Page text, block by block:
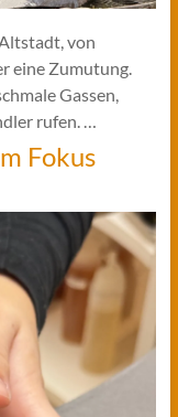
von
eine Zumutung.
Gassen,
rufen. …
Fokus